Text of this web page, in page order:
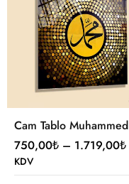
Cam Tablo Muhammed
750,00₺ – 1.719,00₺
KDV